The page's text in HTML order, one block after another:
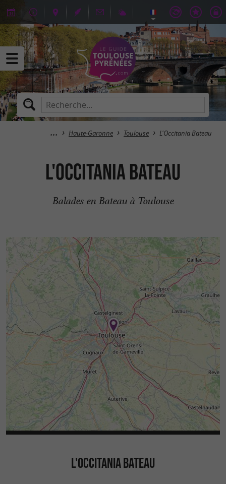
Haute-Garonne Toulouse L'Occitania Bateau
L'Occitania Bateau
Balades en Bateau à Toulouse
L'OCCITANIA BATEAU